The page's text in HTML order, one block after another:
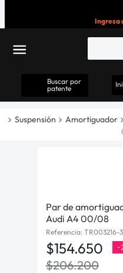
Ingresa
Buscar por
patente
Suspensión Amortiguador
Par de
Audi A4 00/08
Referencia: TR003216-
$154.650 -
$206.200